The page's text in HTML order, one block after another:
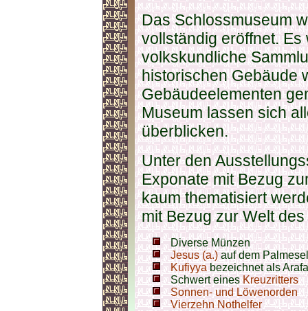
Das Schlossmuseum
vollständig eröffnet.
volkskundliche
historischen Gebäude
Gebäudeelementen
Museum lassen sich
überblicken.
Unter den
Exponate mit Bezug
kaum thematisiert
mit Bezug zur Welt des
Diverse Münzen
Jesus (a.)auf dem Palmesel
Kufiyyabezeichnet als
Schwert einesKreuzritters
Sonnen- und Löwenorden
Vierzehn Nothelfer